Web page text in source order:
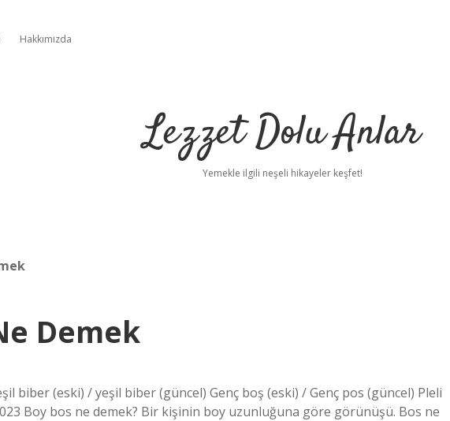
Hakkımızda
Lezzet Dolu Anlar
Yemekle ilgili neşeli hikayeler keşfet!
Demek
biber (eski) / yeşil biber (güncel) Genç boş (eski) / Genç pos (güncel) Pleli
Boy bos ne demek? Bir kişinin boy uzunluğuna göre görünüşü. Bos ne